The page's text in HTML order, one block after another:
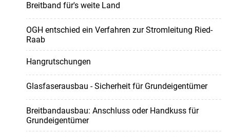
Breitband für's weite Land
OGH entschied ein Verfahren zur Stromleitung Ried-
Raab
Hangrutschungen
Glasfaserausbau - Sicherheit für Grundeigentümer
Breitbandausbau: Anschluss oder Handkuss für
Grundeigentümer